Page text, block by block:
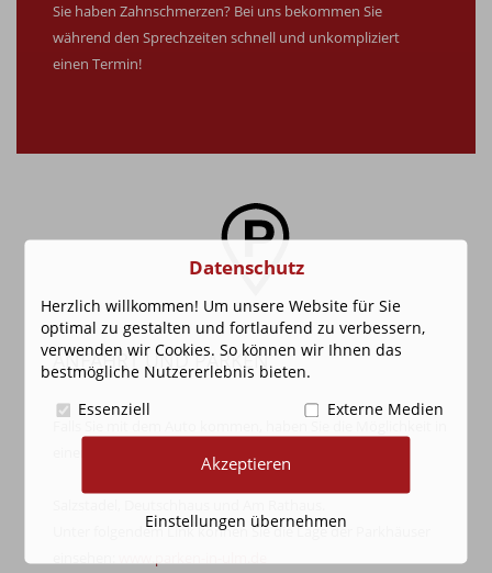
Sie haben Zahnschmerzen? Bei uns bekommen Sie
während den Sprechzeiten schnell und unkompliziert
einen Termin!
ANFAHRT UND PARKEN
einem der drei naheliegenden Parkhäuser zu parken:
Unter folgendem Link können Sie die Lage der Parkhäuser
Datenschutz
Herzlich willkommen! Um unsere Website für Sie
optimal zu gestalten und fortlaufend zu verbessern,
verwenden wir Cookies. So können wir Ihnen das
bestmögliche Nutzererlebnis bieten.
Essenziell
Externe Medien
Akzeptieren
Einstellungen übernehmen